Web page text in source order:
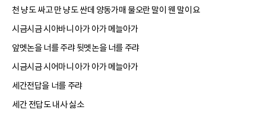
천 냥도 싸고 만 냥도 싼데 양동가매 물오란 말이 웬 말이요
시금시금 시아바니 아가 아가 메늘아가
앞멧논을 너를 주랴 뒷멧논을 너를 주랴
시금시금 시어마니 아가 아가 메늘아가
세간전답을 너를 주랴
세간 전답도 내사 싫소